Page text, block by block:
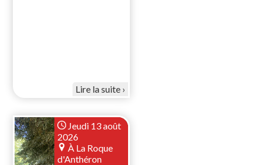
Lire la suite
Jeudi 13 août
2026
À La Roque
d'Anthéron